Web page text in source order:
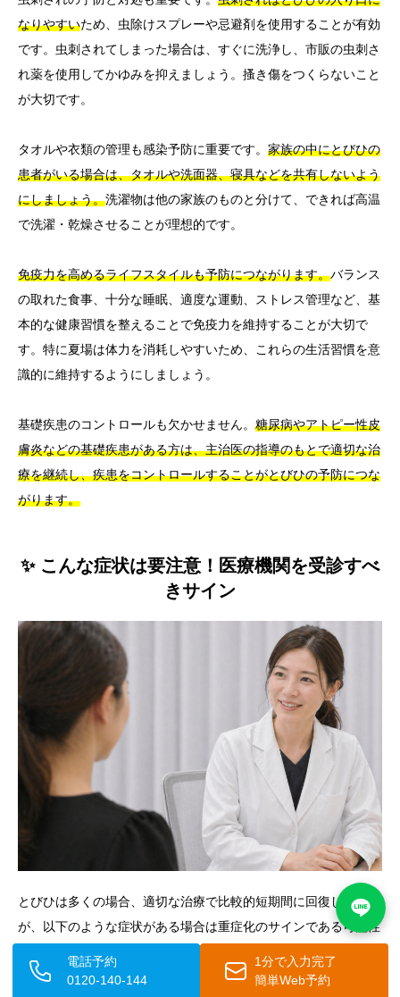
なりやすいため、虫除けスプレーや忌避剤を使用することが有効
です。虫刺されてしまった場合は、すぐに洗浄し、市販の虫刺さ
れ薬を使用してかゆみを抑えましょう。搔き傷をつくらないこと
が大切です。
タオルや衣類の管理も感染予防に重要です。 家族の中にとびひの
患者がいる場合は、タオルや洗面器、寝具などを共有しないよう
にしましょう。洗濯物は他の家族のものと分けて、できれば高温
で洗濯・乾燥させることが理想的です。
免疫力を高めるライフスタイルも予防につながります。バランス
の取れた食事、十分な睡眠、適度な運動、ストレス管理など、基
本的な健康習慣を整えることで免疫力を維持することが大切で
す。特に夏場は体力を消耗しやすいため、これらの生活習慣を意
識的に維持するようにしましょう。
基礎疾患のコントロールも欠かせません。 糖尿病やアトピー性皮
膚炎などの基礎疾患がある方は、主治医の指導のもとで適切な治
療を継続し、疾患をコントロールすることがとびひの予防につな
がります。
✨ こんな症状は要注意！医療機関を受診すべ
きサイン
とびひは多くの場合、適切な治療で比較的短期間に回復します
が、以下のような症状がある場合は重症化のサインである可能性
電話予約
0120-140-144
1分で入力完了
簡単Web予約